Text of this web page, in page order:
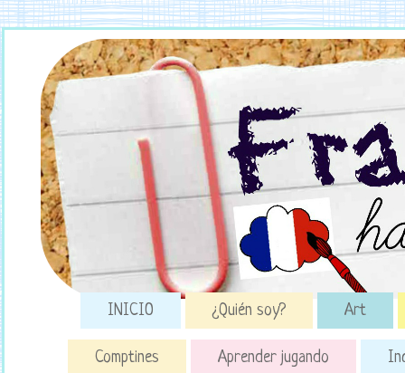
INICIO ¿Quién soy? Art
Comptines Aprender jugando